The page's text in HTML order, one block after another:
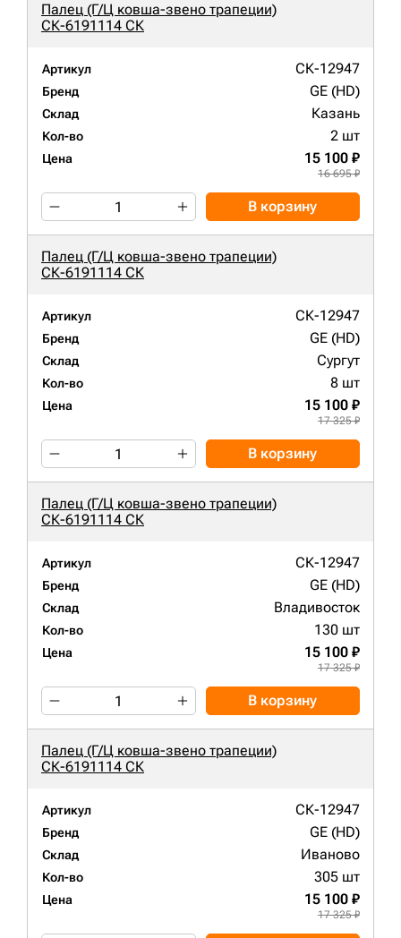
Палец (Г/Ц ковша-звено трапеции)
СК-6191114 СК
Артикул СК-12947
Бренд GE (HD)
Склад Казань
Кол-во 2 шт
Цена 15 100 ₽
16 695 ₽
В корзину
Палец (Г/Ц ковша-звено трапеции)
СК-6191114 СК
Артикул СК-12947
Бренд GE (HD)
Склад Сургут
Кол-во 8 шт
Цена 15 100 ₽
17 325 ₽
В корзину
Палец (Г/Ц ковша-звено трапеции)
СК-6191114 СК
Артикул СК-12947
Бренд GE (HD)
Склад Владивосток
Кол-во 130 шт
Цена 15 100 ₽
17 325 ₽
В корзину
Палец (Г/Ц ковша-звено трапеции)
СК-6191114 СК
Артикул СК-12947
Бренд GE (HD)
Склад Иваново
Кол-во 305 шт
Цена 15 100 ₽
17 325 ₽